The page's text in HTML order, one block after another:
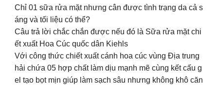
Chỉ 01 sữa rửa mặt nhưng cân được tình trạng da cả s
áng và tối liệu có thể?
Câu trả lời chắc chắn được nếu đó là Sữa rửa mặt chi
ết xuất Hoa Cúc quốc dân Kiehls
Với công thức chiết xuất cánh hoa cúc vùng Địa trung
hải chứa 05 hợp chất làm dịu mạnh mẽ cùng kết cấu g
el tạo bọt mịn giúp làm sạch sâu nhưng không khô căn